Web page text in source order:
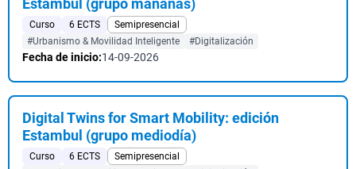
Estambul (grupo mañanas)
Curso 6 ECTS
Semipresencial
#Urbanismo & Movilidad Inteligente
#Digitalización
Fecha de inicio:14-09-2026
Digital Twins for Smart Mobility: edición
Estambul (grupo mediodía)
Curso 6 ECTS
Semipresencial